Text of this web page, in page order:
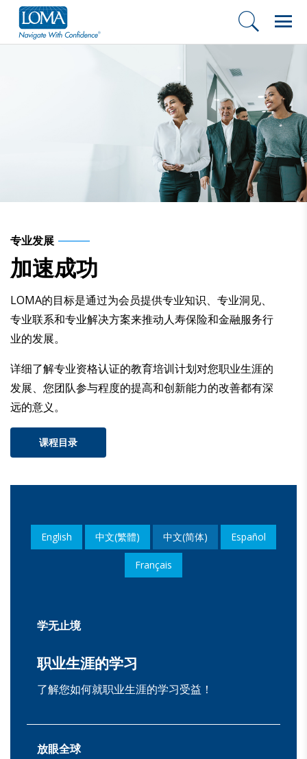
专业发展
加速成功
LOMA的目标是通过为会员提供专业知识、专业洞见、
专业联系和专业解决方案来推动人寿保险和金融服务行
业的发展。
详细了解专业资格认证的教育培训计划对您职业生涯的
发展、您团队参与程度的提高和创新能力的改善都有深
远的意义。
课程目录
English 中文(繁體) 中文(简体) Español
Français
学无止境
职业生涯的学习
了解您如何就职业生涯的学习受益！
放眼全球